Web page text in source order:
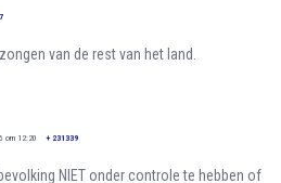
van de rest van het land.
om 12:20 + 231339
NIET onder controle te hebben of